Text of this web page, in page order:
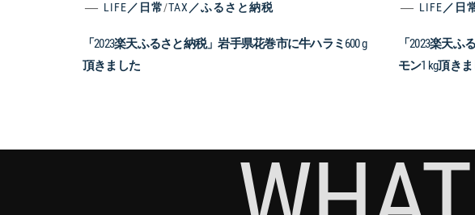
LIFE／日常/TAX／ふるさと納税
「2023楽天ふるさと納税」岩手県花巻市に牛ハラミ600 g
頂きました
LIFE／日
「2023楽天
モン1 kg頂き